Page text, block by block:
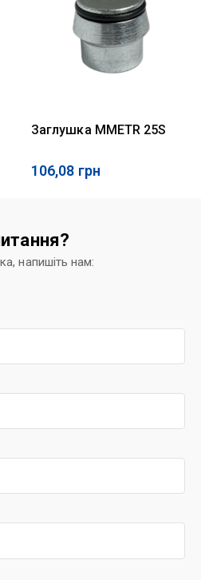
Заглушка MMETR 25S
106,08 грн
напишіть нам: